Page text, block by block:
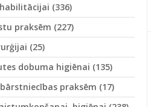
(336)
praksēm (227)
(25)
dobuma higiēnai (135)
praksēm (17)